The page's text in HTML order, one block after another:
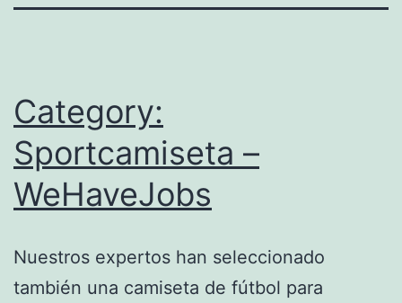
Category:
Sportcamiseta –
WeHaveJobs
Nuestros expertos han seleccionado
también una camiseta de fútbol para